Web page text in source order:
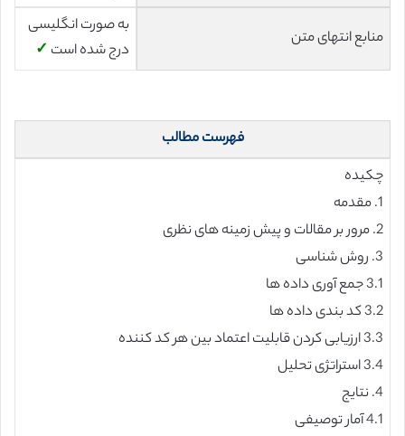
منابع انتهای متن
به صورت انگلیسی
درج شده است ✓
فهرست مطالب
چکیده
1. مقدمه
2. مرور بر مقالات و پیش زمینه های نظری
3. روش شناسی
3.1 جمع آوری داده ها
3.2 کد بندی داده ها
3.3 ارزیابی کردن قابلیت اعتماد بین هر کد کننده
3.4 استراتژی تحلیل
4. نتایج
4.1 آمار توصیفی